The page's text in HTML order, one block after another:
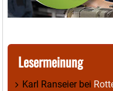
Lesermeinung
Karl Ranseierbei